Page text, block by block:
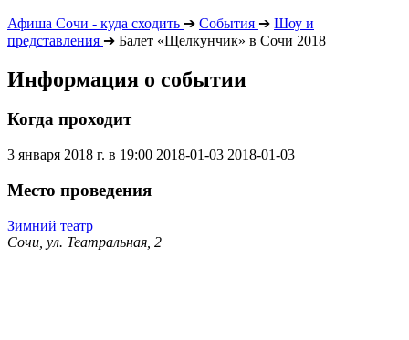
Афиша Сочи - куда сходить ➔ События ➔ Шоу и
представления ➔ Балет «Щелкунчик» в Сочи 2018
Информация о событии
Когда проходит
3 января 2018 г. в 19:00 2018-01-03 2018-01-03
Место проведения
Зимний театр
Сочи, ул. Театральная, 2